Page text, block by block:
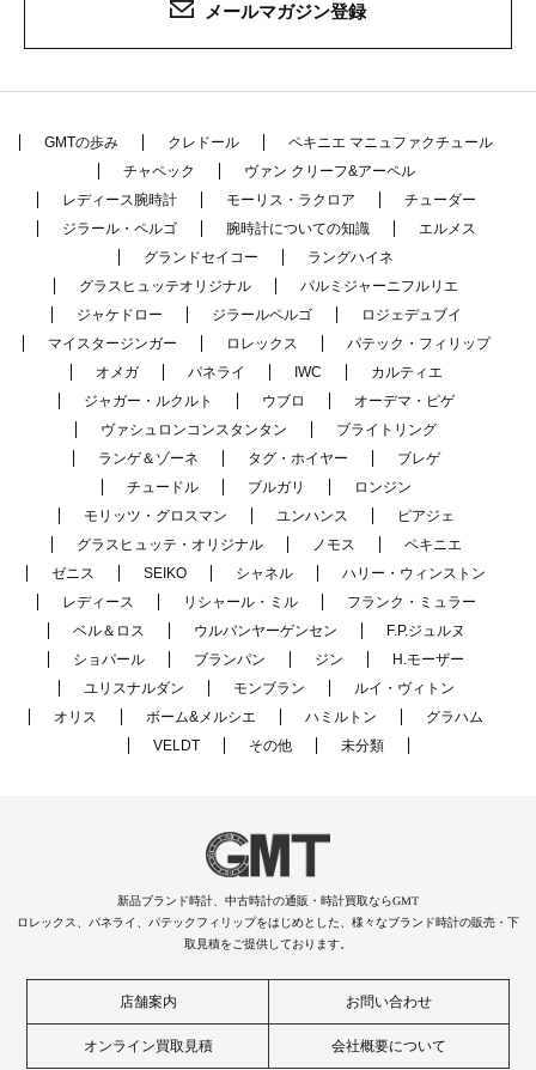
メールマガジン登録
GMTの歩み クレドール
ペキニエ マニュファクチュール
チャペック
ヴァン クリーフ&アーペル
レディース腕時計
モーリス・ラクロア
チューダー
ジラール・ペルゴ
腕時計についての知識
エルメス
グランドセイコー
ラングハイネ
グラスヒュッテオリジナル
パルミジャーニフルリエ
ジャケドロー
ジラールペルゴ
ロジェデュブイ
マイスタージンガー
ロレックス
パテック・フィリップ
オメガ
パネライ IWC
カルティエ
ジャガー・ルクルト
ウブロ
オーデマ・ピゲ
ヴァシュロンコンスタンタン
ブライトリング
ランゲ＆ゾーネ
タグ・ホイヤー
ブレゲ
チュードル
ブルガリ
ロンジン
モリッツ・グロスマン
ユンハンス
ピアジェ
グラスヒュッテ・オリジナル
ノモス
ペキニエ
ゼニス
SEIKO シャネル
ハリー・ウィンストン
レディース
リシャール・ミル
フランク・ミュラー
ベル＆ロス
ウルバンヤーゲンセン
F.P.ジュルヌ
ショパール
ブランパン ジン
H.モーザー
ユリスナルダン
モンブラン
ルイ・ヴィトン
オリス
ボーム&メルシエ ハミルトン
グラハム
VELDT
その他 未分類
新品ブランド時計、中古時計の通販・時計買取ならGMT
ロレックス、パネライ、パテックフィリップをはじめとした、様々なブランド時計の販売・下
取見積をご提供しております。
店舗案内 お問い合わせ
オンライン買取見積 会社概要について